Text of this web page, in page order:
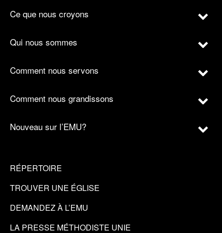
Ce que nous croyons
Qui nous sommes
Comment nous servons
Comment nous grandissons
Nouveau sur l’EMU?
RÉPERTOIRE
TROUVER UNE ÉGLISE
DEMANDEZ À L’EMU
LA PRESSE MÉTHODISTE UNIE